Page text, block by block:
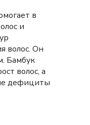
в
и
волос. Он
Бамбук
волос, а
дефициты